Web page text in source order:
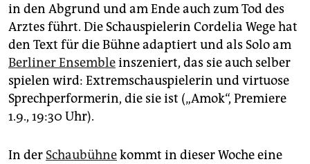
in den Abgrund und am Ende auch zum Tod des
Arztes führt. Die Schauspielerin Cordelia Wege hat
den Text für die Bühne adaptiert und als Solo am
Berliner Ensembleinszeniert, das sie auch selber
spielen wird: Extremschauspielerin und virtuose
Sprechperformerin, die sie ist („Amok“, Premiere
1.9., 19:30 Uhr).
In der Schaubühnekommt in dieser Woche eine